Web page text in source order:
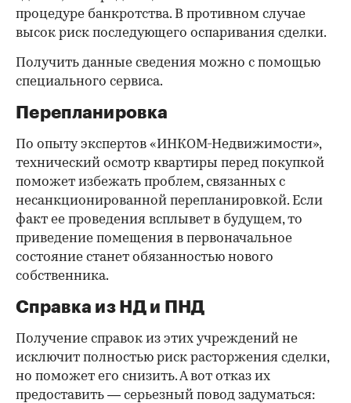
процедуре банкротства. В противном случае
высок риск последующего оспаривания сделки.
Получить данные сведения можно с помощью
специального сервиса.
Перепланировка
По опыту экспертов «ИНКОМ-Недвижимости»,
технический осмотр квартиры перед покупкой
поможет избежать проблем, связанных с
несанкционированной перепланировкой. Если
факт ее проведения всплывет в будущем, то
приведение помещения в первоначальное
состояние станет обязанностью нового
собственника.
Справка из НД и ПНД
Получение справок из этих учреждений не
исключит полностью риск расторжения сделки,
но поможет его снизить. А вот отказ их
предоставить — серьезный повод задуматься: